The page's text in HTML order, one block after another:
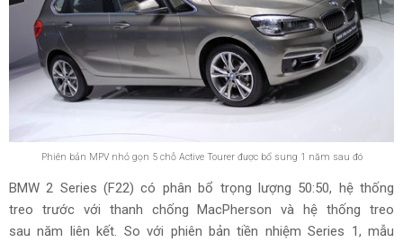
Phiên bản MPV nhỏ gọn 5 chỗ Active Tourer được bổ sung 1 năm sau đó
BMW 2 Series (F22) có phân bổ trọng lượng 50:50, hệ thống
treo trước với thanh chống MacPherson và hệ thống treo
sau năm liên kết. So với phiên bản tiền nhiệm Series 1, mẫu